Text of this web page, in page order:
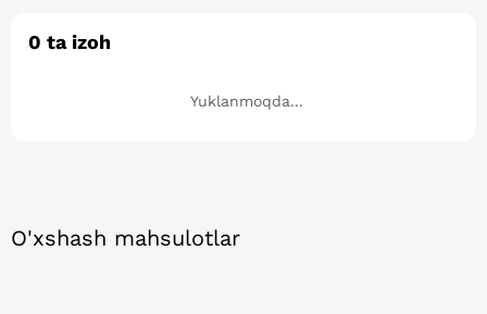
0 ta izoh
Yuklanmoqda...
O'xshash mahsulotlar